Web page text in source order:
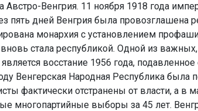
Австро-Венгрия. 11 ноября 1918 года
пять дней Венгрия была провозглашена
монархия с установлением
стала республикой. Одной из
является восстание 1956 года,
Венгерская Народная Республика
фактически отстранены от власти, а в
многопартийные выборы за 45 лет.